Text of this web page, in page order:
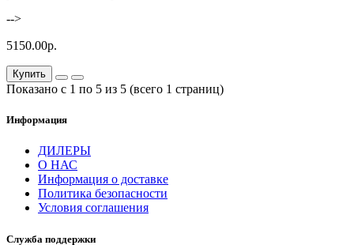
-->
5150.00р.
Купить
Показано с 1 по 5 из 5 (всего 1 страниц)
Информация
ДИЛЕРЫ
О НАС
Информация о доставке
Политика безопасности
Условия соглашения
Служба поддержки